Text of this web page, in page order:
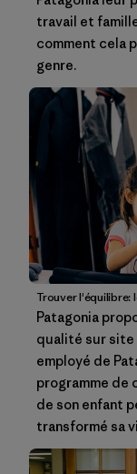
travail et
comment cela
genre.
Trouver l'équilibre:
Patagonia
qualité sur site
employé de
programme de
de son enfant
transformé sa